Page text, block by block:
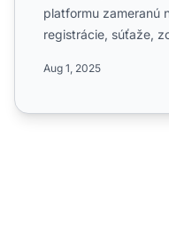
platformu zameranú
registrácie, súťaže,
Aug 1, 2025